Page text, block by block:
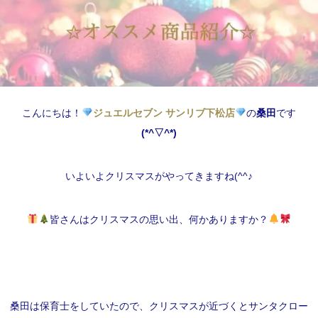
こんにちは！ ジュエルセブン サンリブ下松店 の桑田 です
(*^▽^*)
いよいよクリスマスがやってきますね(^^♪
皆さんはクリスマスの思い出、何かありますか？
桑田は保育士をしていたので、クリスマスが近づくとサンタクロー